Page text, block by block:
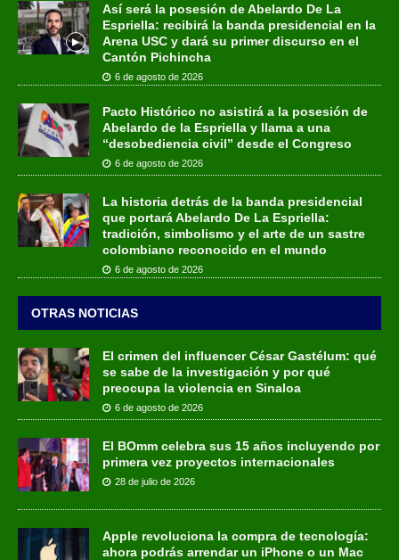
Así será la posesión de Abelardo De La
Espriella: recibirá la banda presidencial en la
Arena USC y dará su primer discurso en el
Cantón Pichincha
6 de agosto de 2026
Pacto Histórico no asistirá a la posesión de
Abelardo de la Espriella y llama a una
“desobediencia civil” desde el Congreso
6 de agosto de 2026
La historia detrás de la banda presidencial
que portará Abelardo De La Espriella:
tradición, simbolismo y el arte de un sastre
colombiano reconocido en el mundo
6 de agosto de 2026
OTRAS NOTICIAS
El crimen del influencer César Gastélum: qué
se sabe de la investigación y por qué
preocupa la violencia en Sinaloa
6 de agosto de 2026
El BOmm celebra sus 15 años incluyendo por
primera vez proyectos internacionales
28 de julio de 2026
Apple revoluciona la compra de tecnología:
ahora podrás arrendar un iPhone o un Mac